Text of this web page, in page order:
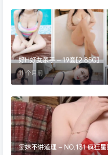
好H好女杀手 – 19套[2.85G]
11 个月前
雯妹不讲道理 – NO.131 疯狂